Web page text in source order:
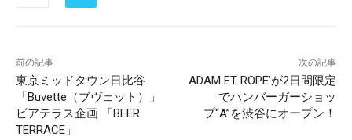
前の記事
東京ミッドタウン日比谷
「Buvette（ブヴェット）」
ビアテラス企画 「BEER
TERRACE」
次の記事
ADAM ET ROPE’が2日間限定
でハンバーガーショッ
プ“A”を渋谷にオープン！